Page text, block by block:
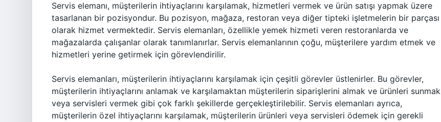
Servis elemanı, müşterilerin ihtiyaçlarını karşılamak, hizmetleri vermek ve ürün satışı yapmak üzere
tasarlanan bir pozisyondur. Bu pozisyon, mağaza, restoran veya diğer tipteki işletmelerin bir parçası
olarak hizmet vermektedir. Servis elemanları, özellikle yemek hizmeti veren restoranlarda ve
mağazalarda çalışanlar olarak tanımlanırlar. Servis elemanlarının çoğu, müşterilere yardım etmek ve
hizmetleri yerine getirmek için görevlendirilir.
Servis elemanları, müşterilerin ihtiyaçlarını karşılamak için çeşitli görevler üstlenirler. Bu görevler,
müşterilerin ihtiyaçlarını anlamak ve karşılamaktan müşterilerin siparişlerini almak ve ürünleri sunmak
veya servisleri vermek gibi çok farklı şekillerde gerçekleştirilebilir. Servis elemanları ayrıca,
müşterilerin özel ihtiyaçlarını karşılamak, müşterilerin ürünleri veya servisleri ödemek için gerekli